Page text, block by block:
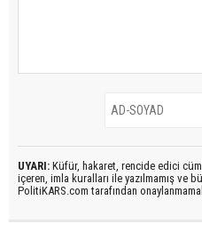
UYARI: Küfür, hakaret, rencide edici
içeren, imla kuralları ile yazılmamış ve
PolitiKARS.com tarafından